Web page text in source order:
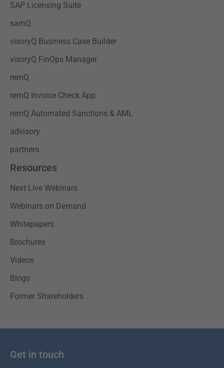
SAP Licensing Suite
samQ
visoryQ Business Case Builder
visoryQ FinOps Manager
remQ
remQ Invoice Check App
remQ Automated Sanctions & AML
advisory
partners
Resources
Next Live Webinars
Webinars on Demand
Whitepapers
Brochures
Videos
Blogs
Former Shareholders
Get in touch